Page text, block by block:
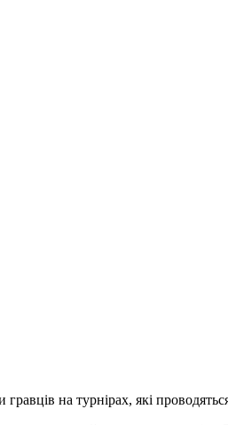
на турнірах, які